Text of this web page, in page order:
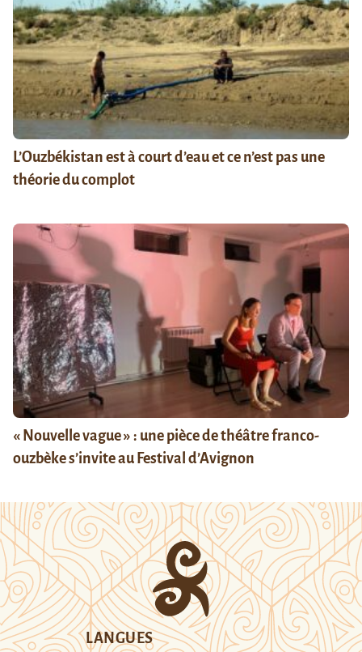
L’Ouzbékistan est à court d’eau et ce n’est pas une
théorie du complot
« Nouvelle vague » : une pièce de théâtre franco-
ouzbèke s’invite au Festival d’Avignon
LANGUES